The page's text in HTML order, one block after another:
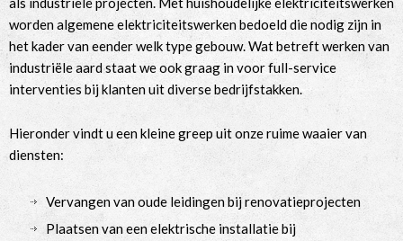
worden algemene elektriciteitswerken bedoeld die nodig zijn in
het kader van eender welk type gebouw. Wat betreft werken van
industriële aard staat we ook graag in voor full-service
interventies bij klanten uit diverse bedrijfstakken.
Hieronder vindt u een kleine greep uit onze ruime waaier van
diensten:
Vervangen van oude leidingen bij renovatieprojecten
Plaatsen van een elektrische installatie bij